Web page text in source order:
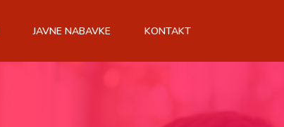
JAVNE NABAVKE KONTAKT